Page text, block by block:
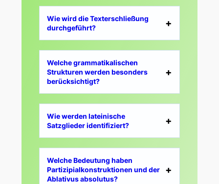
Wie wird die Texterschließung
durchgeführt?
Welche grammatikalischen
Strukturen werden besonders
berücksichtigt?
Wie werden lateinische
Satzglieder identifiziert?
Welche Bedeutung haben
Partizipialkonstruktionen und der
Ablativus absolutus?